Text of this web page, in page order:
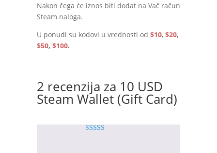
Nakon čega će iznos biti dodat na Vač račun
Steam naloga.
U ponudi su kodovi u vrednosti od $10, $20,
$50, $100.
2 recenzija za 10 USD
Steam Wallet (Gift Card)